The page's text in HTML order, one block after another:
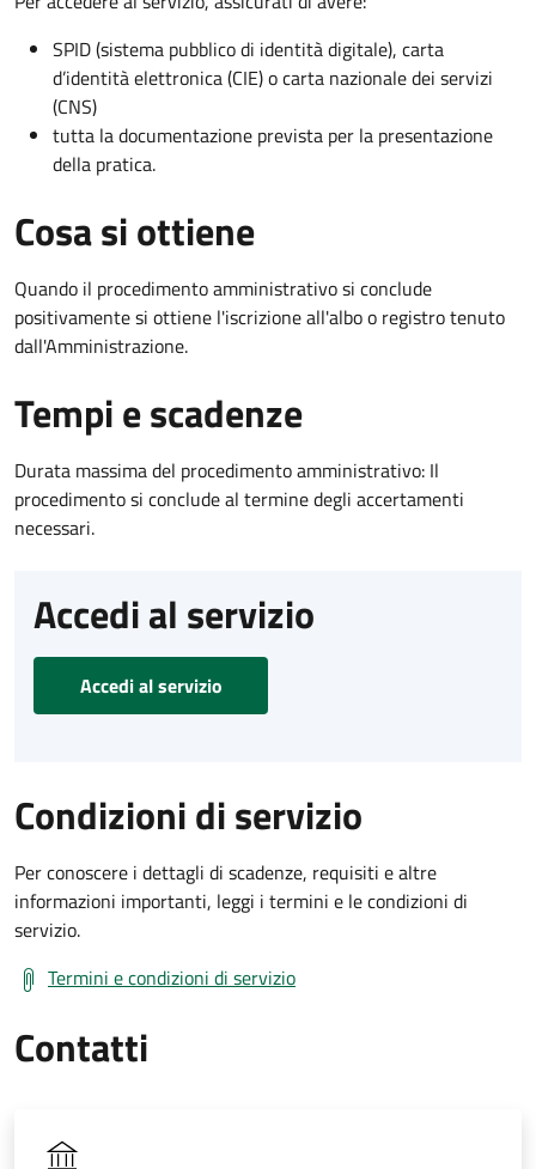
SPID (sistema pubblico di identità digitale), carta
d’identità elettronica (CIE) o carta nazionale dei servizi
(CNS)
tutta la documentazione prevista per la presentazione
della pratica.
Cosa si ottiene
Quando il procedimento amministrativo si conclude
positivamente si ottiene l'iscrizione all'albo o registro tenuto
dall'Amministrazione.
Tempi e scadenze
Durata massima del procedimento amministrativo: Il
procedimento si conclude al termine degli accertamenti
necessari.
Accedi al servizio
Accedi al servizio
Condizioni di servizio
Per conoscere i dettagli di scadenze, requisiti e altre
informazioni importanti, leggi i termini e le condizioni di
servizio.
Termini e condizioni di servizio
Contatti